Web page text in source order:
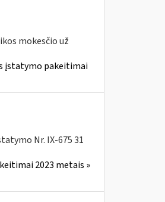
mokesčio už
įstatymo pakeitimai
Nr. IX-675 31
2023 metais »